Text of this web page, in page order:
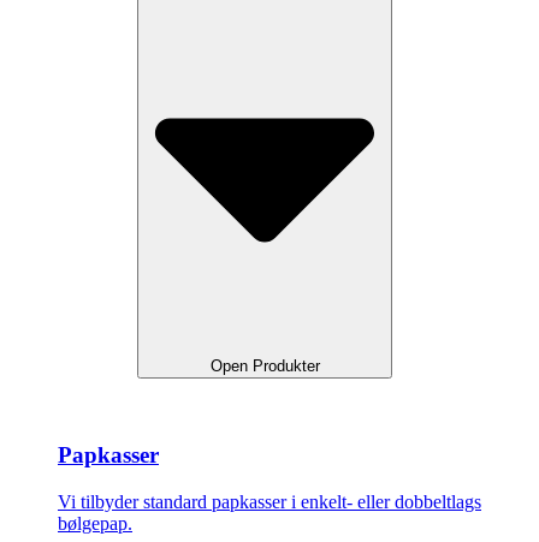
Open Produkter
Papkasser
Vi tilbyder standard papkasser i enkelt- eller dobbeltlags
bølgepap.